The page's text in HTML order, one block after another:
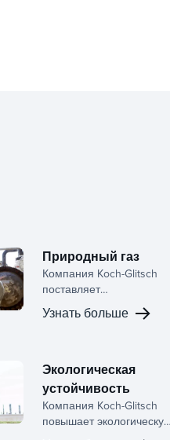
Природный газ
Компания Koch-Glitsch
поставляет
высокопроизводительные
туманоуловители,
башен, которые
повышают
эффективность,
Узнать больше
Экологическая
устойчивость
Компания Koch-Glitsch
повышает экологическую